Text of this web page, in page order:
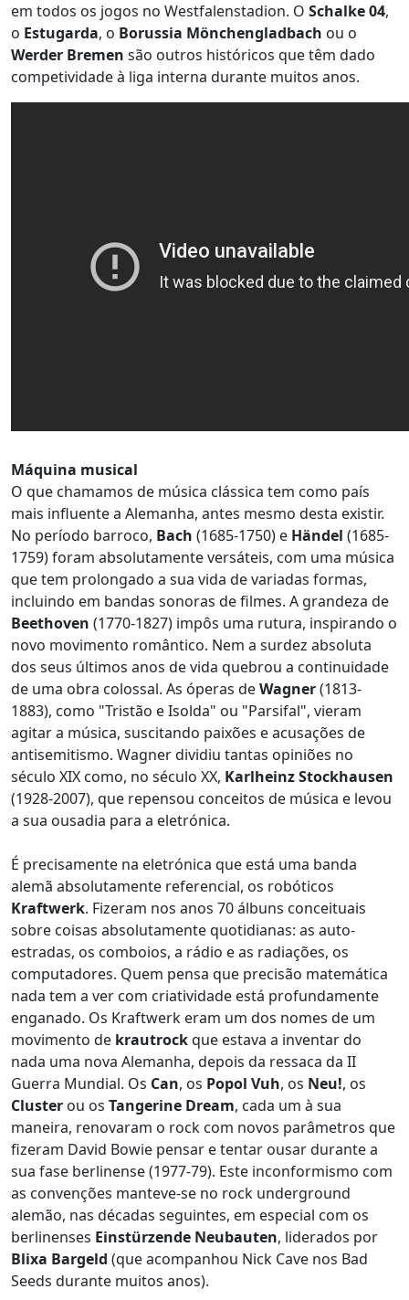
em todos os jogos no Westfalenstadion. O Schalke 04,
o Estugarda, o Borussia Mönchengladbach ou o
Werder Bremen são outros históricos que têm dado
competividade à liga interna durante muitos anos.
Máquina musical
O que chamamos de música clássica tem como país
mais influente a Alemanha, antes mesmo desta existir.
No período barroco, Bach (1685-1750) e Händel (1685-
1759) foram absolutamente versáteis, com uma música
que tem prolongado a sua vida de variadas formas,
incluindo em bandas sonoras de filmes. A grandeza de
Beethoven (1770-1827) impôs uma rutura, inspirando o
novo movimento romântico. Nem a surdez absoluta
dos seus últimos anos de vida quebrou a continuidade
de uma obra colossal. As óperas deWagner(1813-
1883), como "Tristão e Isolda" ou "Parsifal", vieram
agitar a música, suscitando paixões e acusações de
antisemitismo. Wagner dividiu tantas opiniões no
século XIX como, no século XX, Karlheinz Stockhausen
(1928-2007), que repensou conceitos de música e levou
a sua ousadia para a eletrónica.
É precisamente na eletrónica que está uma banda
alemã absolutamente referencial, os robóticos
Kraftwerk. Fizeram nos anos 70 álbuns conceituais
sobre coisas absolutamente quotidianas: as auto-
estradas, os comboios, a rádio e as radiações, os
computadores. Quem pensa que precisão matemática
nada tem a ver com criatividade está profundamente
enganado. Os Kraftwerk eram um dos nomes de um
movimento de krautrockque estava a inventar do
nada uma nova Alemanha, depois da ressaca da II
Guerra Mundial. Os Can, os Popol Vuh, os Neu!, os
Cluster ou os Tangerine Dream, cada um à sua
maneira, renovaram o rock com novos parâmetros que
fizeram David Bowie pensar e tentar ousar durante a
sua fase berlinense (1977-79). Este inconformismo com
as convenções manteve-se no rock underground
alemão, nas décadas seguintes, em especial com os
berlinenses Einstürzende Neubauten, liderados por
Blixa Bargeld (que acompanhou Nick Cave nos Bad
Seeds durante muitos anos).